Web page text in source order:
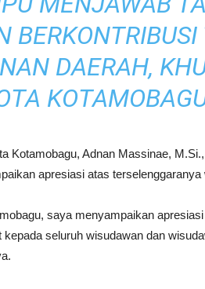
DAERAH,
Kotamobagu, Adnan Massinae,
apresiasi atas terselenggaranya
saya menyampaikan
seluruh wisudawan dan